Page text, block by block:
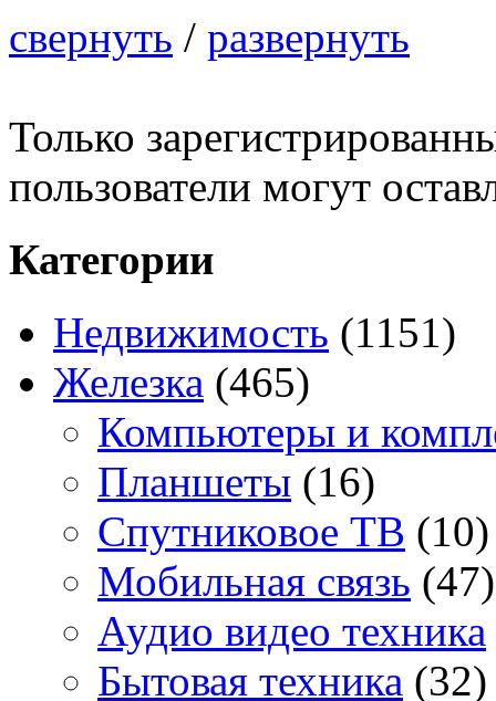
свернуть / развернуть
Только
пользователи могут
Категории
Недвижимость (1151)
Железка (465)
Компьютеры и
Планшеты (16)
Спутниковое ТВ (10)
Мобильная связь (47)
Аудио видео техника
Бытовая техника (32)